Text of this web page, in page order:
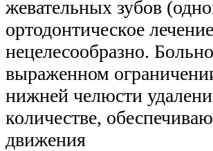
жевательных зубов
ортодонтическое
нецелесообразно.
выраженном
нижней челюсти
количестве,
движения